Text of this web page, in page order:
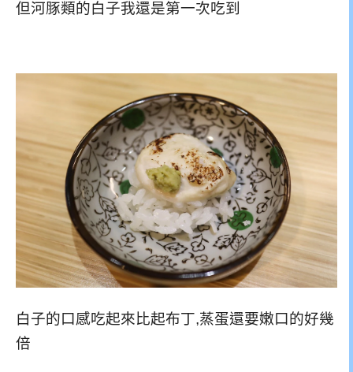
但河豚類的白子我還是第一次吃到
白子的口感吃起來比起布丁,蒸蛋還要嫩口的好幾
倍